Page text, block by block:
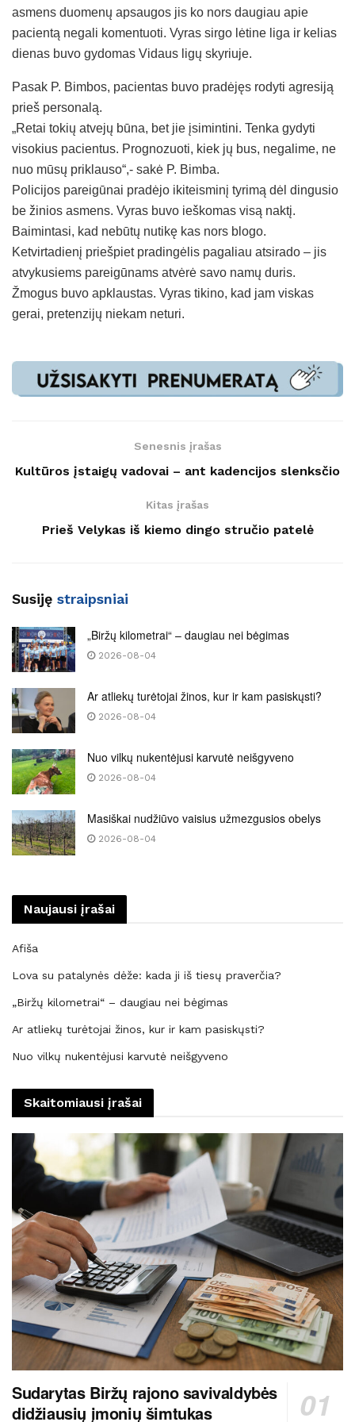
asmens duomenų apsaugos jis ko nors daugiau apie
pacientą negali komentuoti. Vyras sirgo lėtine liga ir kelias
dienas buvo gydomas Vidaus ligų skyriuje.
Pasak P. Bimbos, pacientas buvo pradėjęs rodyti agresiją
prieš personalą.
„Retai tokių atvejų būna, bet jie įsimintini. Tenka gydyti
visokius pacientus. Prognozuoti, kiek jų bus, negalime, ne
nuo mūsų priklauso“,- sakė P. Bimba.
Policijos pareigūnai pradėjo ikiteisminį tyrimą dėl dingusio
be žinios asmens. Vyras buvo ieškomas visą naktį.
Baimintasi, kad nebūtų nutikę kas nors blogo.
Ketvirtadienį priešpiet pradingėlis pagaliau atsirado – jis
atvykusiems pareigūnams atvėrė savo namų duris.
Žmogus buvo apklaustas. Vyras tikino, kad jam viskas
gerai, pretenzijų niekam neturi.
Senesnis įrašas
Kultūros įstaigų vadovai – ant kadencijos slenksčio
Kitas įrašas
Prieš Velykas iš kiemo dingo stručio patelė
Susiję straipsniai
„Biržų kilometrai“ – daugiau nei bėgimas
2026-08-04
Ar atliekų turėtojai žinos, kur ir kam pasiskųsti?
2026-08-04
Nuo vilkų nukentėjusi karvutė neišgyveno
2026-08-04
Masiškai nudžiūvo vaisius užmezgusios obelys
2026-08-04
Naujausi įrašai
Afiša
Lova su patalynės dėže: kada ji iš tiesų praverčia?
„Biržų kilometrai“ – daugiau nei bėgimas
Ar atliekų turėtojai žinos, kur ir kam pasiskųsti?
Nuo vilkų nukentėjusi karvutė neišgyveno
Skaitomiausi įrašai
Sudarytas Biržų rajono savivaldybės
didžiausių įmonių šimtukas